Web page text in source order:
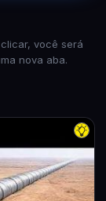
você será
nova aba.